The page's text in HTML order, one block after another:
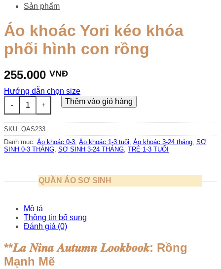
Sản phẩm
QUẦN ÁO SƠ SINH
Áo khoác Yori kéo khóa
phối hình con rồng
255.000 VNĐ
Hướng dẫn chọn size
Áo khoác Yori kéo khóa phối hình con rồng số lượng
Thêm vào giỏ hàng
SKU: QAS233
Danh mục: Áo khoác 0-3 Áo khoác 1-3 tuổi Áo khoác 3-24 tháng SƠ
SINH 0-3 THÁNG SƠ SINH 3-24 THÁNG TRẺ 1-3 TUỔI
Mô tả
Thông tin bổ sung
Đánh giá (0)
**𝑳𝒂 𝑵𝒊𝒏𝒂 𝑨𝒖𝒕𝒖𝒎𝒏 𝑳𝒐𝒐𝒌𝒃𝒐𝒐𝒌: Rồng
Mạnh Mẽ